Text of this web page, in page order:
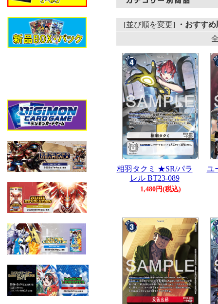
[並び順を変更]
・おすすめ
相羽タクミ ★SR/パラ
レル BT23-089
1,480円(税込)
ユ